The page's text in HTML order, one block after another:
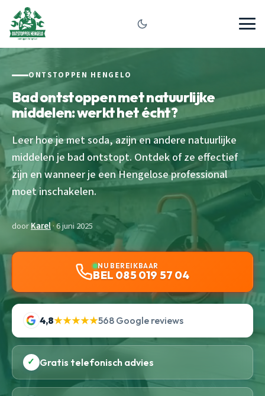
ONTSTOPPEN HENGELO
Bad ontstoppen met natuurlijke
middelen: werkt het écht?
Leer hoe je met soda, azijn en andere natuurlijke
middelen je bad ontstopt. Ontdek of ze effectief
zijn en wanneer je een Hengelose professional
moet inschakelen.
doorKarel· 6 juni 2025
NU BEREIKBAAR
BEL 085 019 57 04
4,8★★★★★568 Google reviews
✓ Gratis telefonisch advies